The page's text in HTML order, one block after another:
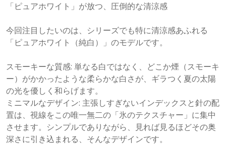
「ピュアホワイト」が放つ、圧倒的な清涼感
今回注目したいのは、シリーズでも特に清涼感あふれる
「ピュアホワイト（純白）」のモデルです。
スモーキーな質感: 単なる白ではなく、どこか煙（スモーキ
ー）がかかったような柔らかな白さが、ギラつく夏の太陽
の光を優しく和らげます。
ミニマルなデザイン: 主張しすぎないインデックスと針の配
置は、視線をこの唯一無二の「氷のテクスチャー」に集中
させます。シンプルでありながら、見れば見るほどその奥
深さに引き込まれる、そんなデザインです。